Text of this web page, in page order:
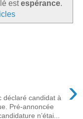
estespérance.
›
déclaré candidat à
Pré-annoncée
n’étai...